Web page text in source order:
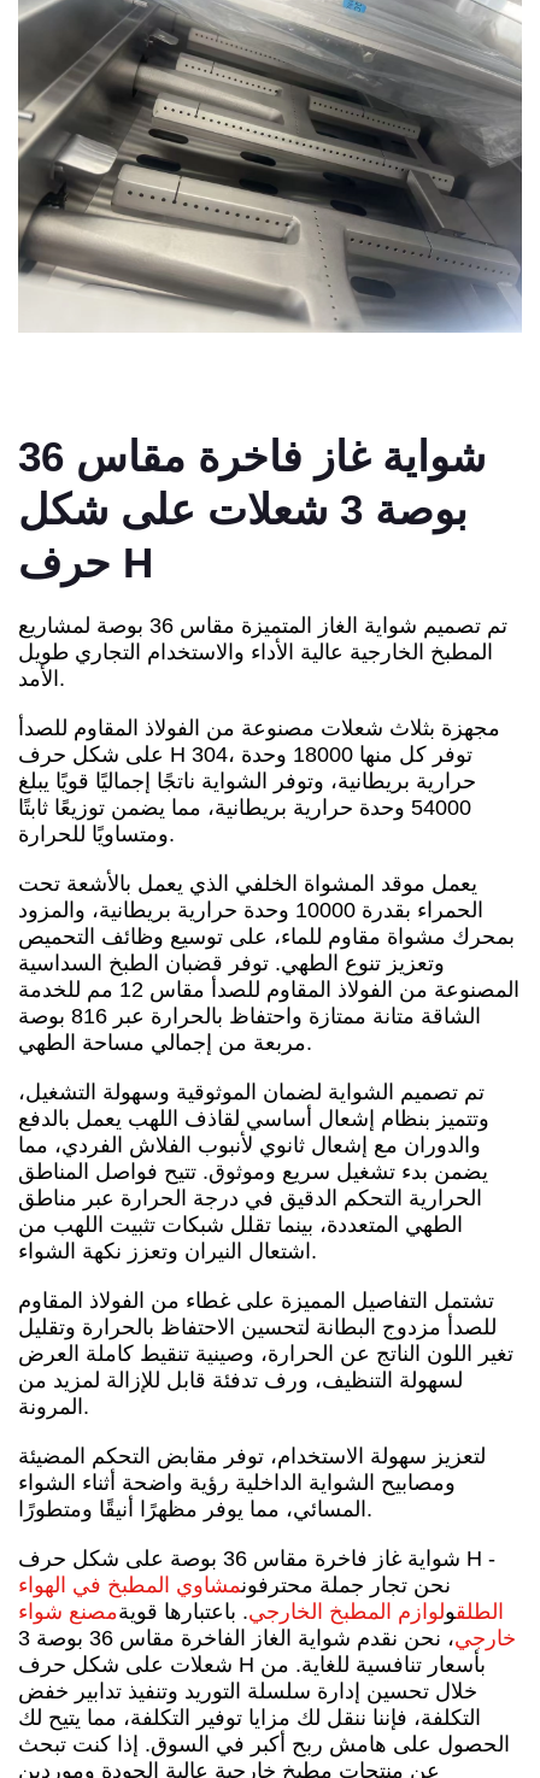
شواية غاز فاخرة مقاس 36
بوصة 3 شعلات على شكل
حرف H
تم تصميم شواية الغاز المتميزة مقاس 36 بوصة لمشاريع
المطبخ الخارجية عالية الأداء والاستخدام التجاري طويل
الأمد.
مجهزة بثلاث شعلات مصنوعة من الفولاذ المقاوم للصدأ
على شكل حرف H 304، توفر كل منها 18000 وحدة
حرارية بريطانية، وتوفر الشواية ناتجًا إجماليًا قويًا يبلغ
54000 وحدة حرارية بريطانية، مما يضمن توزيعًا ثابتًا
ومتساويًا للحرارة.
يعمل موقد المشواة الخلفي الذي يعمل بالأشعة تحت
الحمراء بقدرة 10000 وحدة حرارية بريطانية، والمزود
بمحرك مشواة مقاوم للماء، على توسيع وظائف التحميص
وتعزيز تنوع الطهي. توفر قضبان الطبخ السداسية
المصنوعة من الفولاذ المقاوم للصدأ مقاس 12 مم للخدمة
الشاقة متانة ممتازة واحتفاظ بالحرارة عبر 816 بوصة
مربعة من إجمالي مساحة الطهي.
تم تصميم الشواية لضمان الموثوقية وسهولة التشغيل،
وتتميز بنظام إشعال أساسي لقاذف اللهب يعمل بالدفع
والدوران مع إشعال ثانوي لأنبوب الفلاش الفردي، مما
يضمن بدء تشغيل سريع وموثوق. تتيح فواصل المناطق
الحرارية التحكم الدقيق في درجة الحرارة عبر مناطق
الطهي المتعددة، بينما تقلل شبكات تثبيت اللهب من
اشتعال النيران وتعزز نكهة الشواء.
تشتمل التفاصيل المميزة على غطاء من الفولاذ المقاوم
للصدأ مزدوج البطانة لتحسين الاحتفاظ بالحرارة وتقليل
تغير اللون الناتج عن الحرارة، وصينية تنقيط كاملة العرض
لسهولة التنظيف، ورف تدفئة قابل للإزالة لمزيد من
المرونة.
لتعزيز سهولة الاستخدام، توفر مقابض التحكم المضيئة
ومصابيح الشواية الداخلية رؤية واضحة أثناء الشواء
المسائي، مما يوفر مظهرًا أنيقًا ومتطورًا.
شواية غاز فاخرة مقاس 36 بوصة على شكل حرف H -
نحن تجار جملة محترفونمشاوي المطبخ في الهواء
الطلقولوازم المطبخ الخارجي. باعتبارها قويةمصنع شواء
خارجي
، نحن نقدم شواية الغاز الفاخرة مقاس 36 بوصة 3
شعلات على شكل حرف H بأسعار تنافسية للغاية. من
خلال تحسين إدارة سلسلة التوريد وتنفيذ تدابير خفض
التكلفة، فإننا ننقل لك مزايا توفير التكلفة، مما يتيح لك
الحصول على هامش ربح أكبر في السوق. إذا كنت تبحث
عن منتجات مطبخ خارجية عالية الجودة وموردين